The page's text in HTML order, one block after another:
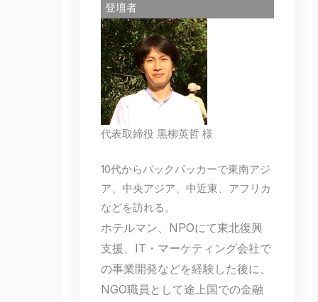
登壇者
代表取締役 黒柳英哲 様
10代からバックパッカーで東南アジ
ア、中央アジア、中近東、アフリカ
などを訪れる。
ホテルマン、NPOにて東北復興
支援、IT・マーケティング会社で
の事業開発などを経験した後に、
NGO職員として途上国での金融